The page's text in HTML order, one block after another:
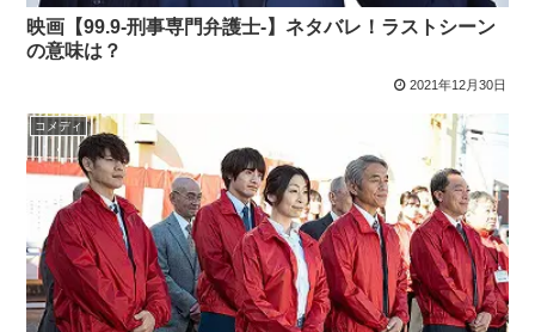
映画【99.9-刑事専門弁護士-】ネタバレ！ラストシーン
の意味は？
2021年12月30日
コメディ